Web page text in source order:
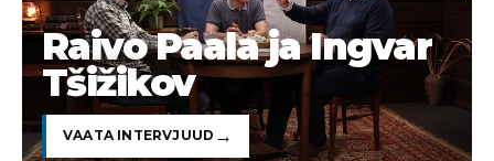
Raivo Paala ja Ingvar
Tšižikov
VAATA INTERVJUUD